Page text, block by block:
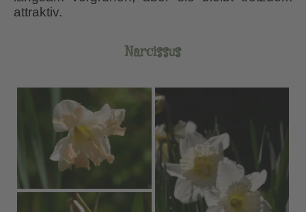
attraktiv.
Narcissus